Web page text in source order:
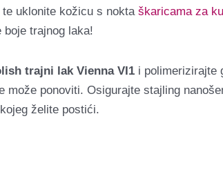
uklonite kožicu s nokta škaricama za
boje trajnog laka!
trajni lak Vienna VI1 i polimerizirajte
ponoviti. Osigurajte stajling
želite postići.